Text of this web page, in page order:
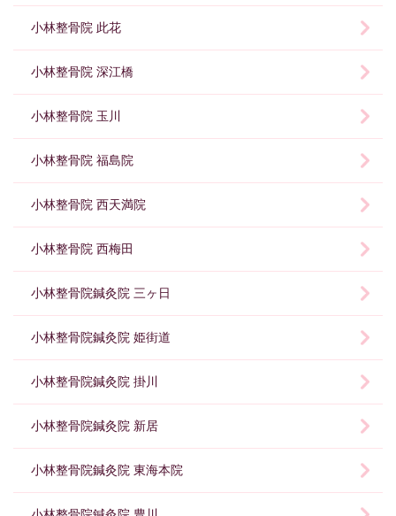
小林整骨院 此花
小林整骨院 深江橋
小林整骨院 玉川
小林整骨院 福島院
小林整骨院 西天満院
小林整骨院 西梅田
小林整骨院鍼灸院 三ヶ日
小林整骨院鍼灸院 姫街道
小林整骨院鍼灸院 掛川
小林整骨院鍼灸院 新居
小林整骨院鍼灸院 東海本院